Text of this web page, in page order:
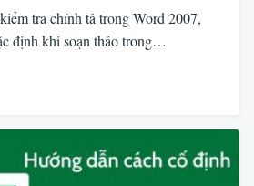
tra chính tả trong Word 2007,
định khi soạn thảo trong…